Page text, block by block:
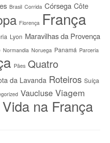
Brasil Corrida Córsega Côte
Florença França
Lyon Maravilhas da Provença
Normandia Noruega Panamá Parceria
Pães Quatro
da Lavanda Roteiros Suíça
Vaucluse Viagem
Vida na França